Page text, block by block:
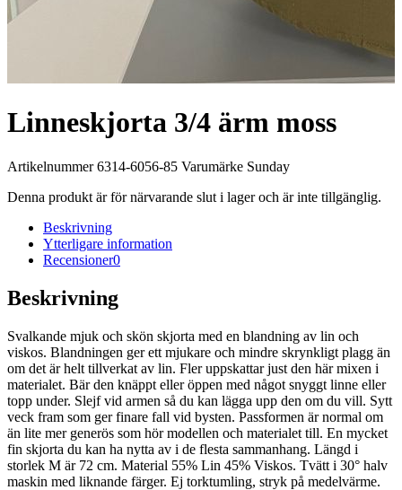
Linneskjorta 3/4 ärm moss
Artikelnummer 6314-6056-85 Varumärke Sunday
Denna produkt är för närvarande slut i lager och är inte tillgänglig.
Beskrivning
Ytterligare information
Recensioner0
Beskrivning
Svalkande mjuk och skön skjorta med en blandning av lin och
viskos. Blandningen ger ett mjukare och mindre skrynkligt plagg än
om det är helt tillverkat av lin. Fler uppskattar just den här mixen i
materialet. Bär den knäppt eller öppen med något snyggt linne eller
topp under. Slejf vid armen så du kan lägga upp den om du vill. Sytt
veck fram som ger finare fall vid bysten. Passformen är normal om
än lite mer generös som hör modellen och materialet till. En mycket
fin skjorta du kan ha nytta av i de flesta sammanhang. Längd i
storlek M är 72 cm. Material 55% Lin 45% Viskos. Tvätt i 30° halv
maskin med liknande färger. Ej torktumling, stryk på medelvärme.